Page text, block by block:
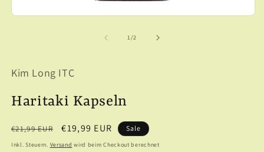
1/von
2
Kim Long ITC
Haritaki Kapseln
Normaler
Preis
€21,99 EUR Verkaufspreis
€19,99 EUR Sale
Inkl. Steuern. Versand wird beim Checkout berechnet